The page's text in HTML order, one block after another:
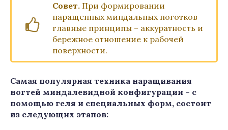
Совет. При формировании
наращенных миндальных ноготков
главные принципы – аккуратность и
бережное отношение к рабочей
поверхности.
Самая популярная техника наращивания
ногтей миндалевидной конфигурации – с
помощью геля и специальных форм, состоит
из следующих этапов: